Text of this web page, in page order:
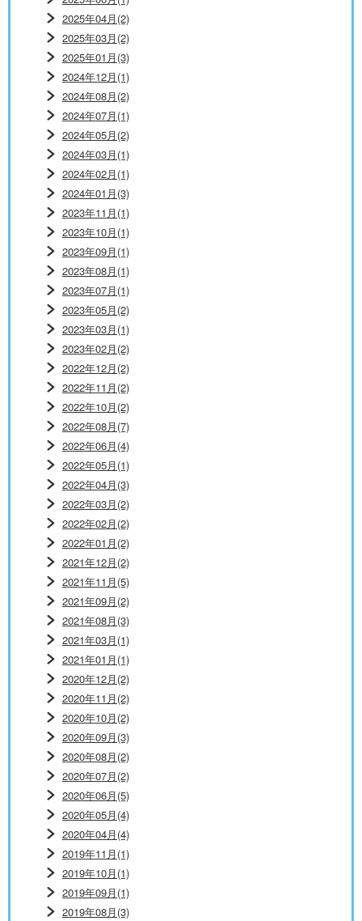
2025年04月(2)
2025年03月(2)
2025年01月(3)
2024年12月(1)
2024年08月(2)
2024年07月(1)
2024年05月(2)
2024年03月(1)
2024年02月(1)
2024年01月(3)
2023年11月(1)
2023年10月(1)
2023年09月(1)
2023年08月(1)
2023年07月(1)
2023年05月(2)
2023年03月(1)
2023年02月(2)
2022年12月(2)
2022年11月(2)
2022年10月(2)
2022年08月(7)
2022年06月(4)
2022年05月(1)
2022年04月(3)
2022年03月(2)
2022年02月(2)
2022年01月(2)
2021年12月(2)
2021年11月(5)
2021年09月(2)
2021年08月(3)
2021年03月(1)
2021年01月(1)
2020年12月(2)
2020年11月(2)
2020年10月(2)
2020年09月(3)
2020年08月(2)
2020年07月(2)
2020年06月(5)
2020年05月(4)
2020年04月(4)
2019年11月(1)
2019年10月(1)
2019年09月(1)
2019年08月(3)